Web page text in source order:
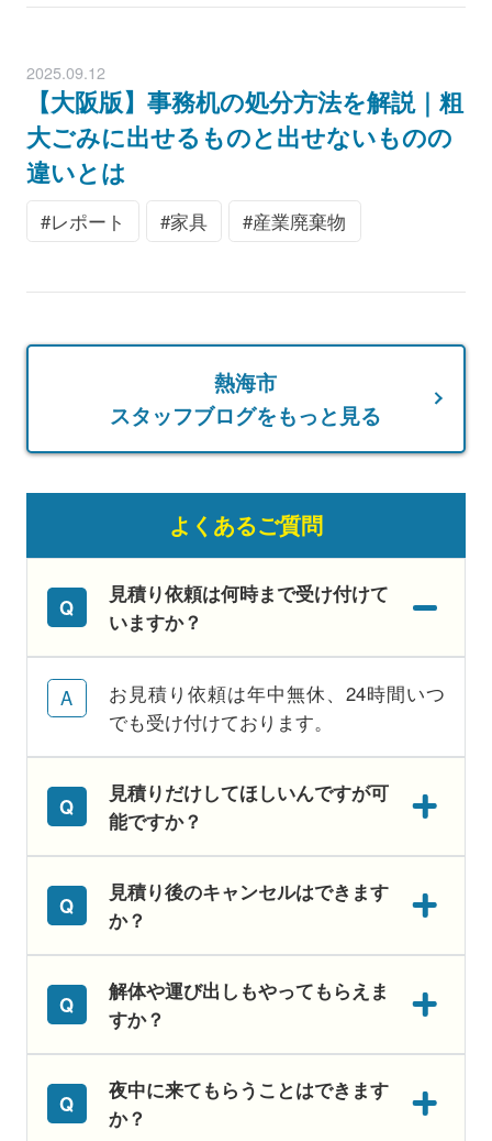
2025.09.12
【大阪版】事務机の処分方法を解説｜粗
大ごみに出せるものと出せないものの
違いとは
レポート 家具 産業廃棄物
熱海市
スタッフブログをもっと見る
よくあるご質問
見積り依頼は何時まで受け付けて
いますか？
お見積り依頼は年中無休、24時間いつ
でも受け付けております。
見積りだけしてほしいんですが可
能ですか？
見積り後のキャンセルはできます
か？
解体や運び出しもやってもらえま
すか？
夜中に来てもらうことはできます
か？